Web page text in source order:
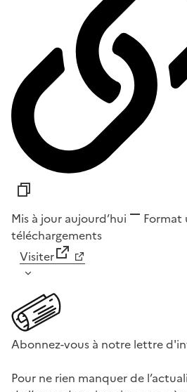
Mis à jour aujourd’hui Format
téléchargements
Visiter
Abonnez-vous à notre lettre
Pour ne rien manquer de